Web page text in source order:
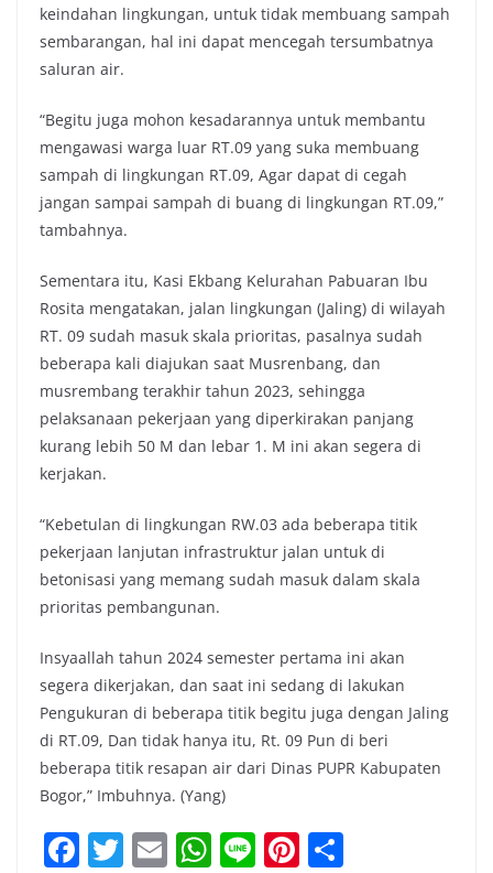
keindahan lingkungan, untuk tidak membuang sampah
sembarangan, hal ini dapat mencegah tersumbatnya
saluran air.
“Begitu juga mohon kesadarannya untuk membantu
mengawasi warga luar RT.09 yang suka membuang
sampah di lingkungan RT.09, Agar dapat di cegah
jangan sampai sampah di buang di lingkungan RT.09,”
tambahnya.
Sementara itu, Kasi Ekbang Kelurahan Pabuaran Ibu
Rosita mengatakan, jalan lingkungan (Jaling) di wilayah
RT. 09 sudah masuk skala prioritas, pasalnya sudah
beberapa kali diajukan saat Musrenbang, dan
musrembang terakhir tahun 2023, sehingga
pelaksanaan pekerjaan yang diperkirakan panjang
kurang lebih 50 M dan lebar 1. M ini akan segera di
kerjakan.
“Kebetulan di lingkungan RW.03 ada beberapa titik
pekerjaan lanjutan infrastruktur jalan untuk di
betonisasi yang memang sudah masuk dalam skala
prioritas pembangunan.
Insyaallah tahun 2024 semester pertama ini akan
segera dikerjakan, dan saat ini sedang di lakukan
Pengukuran di beberapa titik begitu juga dengan Jaling
di RT.09, Dan tidak hanya itu, Rt. 09 Pun di beri
beberapa titik resapan air dari Dinas PUPR Kabupaten
Bogor,” Imbuhnya. (Yang)
F T E W Li Pi